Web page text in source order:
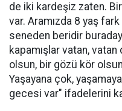
de iki kardeşiz zaten.
var. Aramızda 8 yaş
seneden beridir
kapamışlar vatan, vatan
olsun, bir gözü kör
Yaşayana çok,
gecesi var" ifadelerini